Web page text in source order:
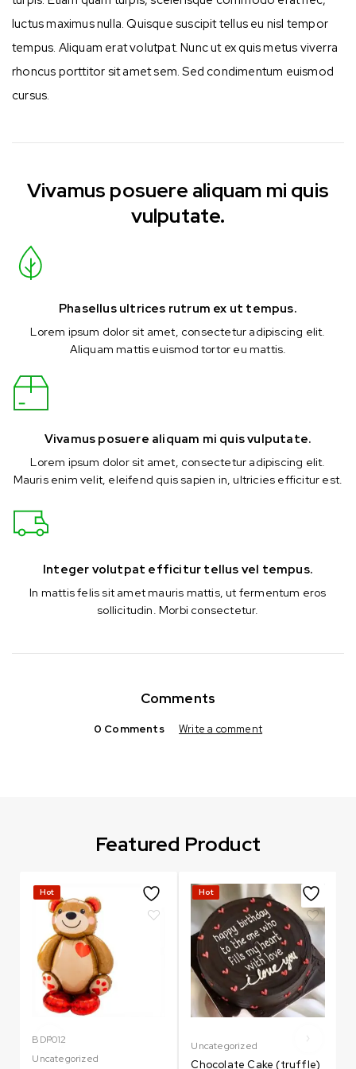
luctus maximus nulla. Quisque suscipit tellus eu nisl tempor
tempus. Aliquam erat volutpat. Nunc ut ex quis metus viverra
rhoncus porttitor sit amet sem. Sed condimentum euismod
cursus.
Vivamus posuere aliquam mi quis
vulputate.
Phasellus ultrices rutrum ex ut tempus.
Lorem ipsum dolor sit amet, consectetur adipiscing elit.
Aliquam mattis euismod tortor eu mattis.
Vivamus posuere aliquam mi quis vulputate.
Lorem ipsum dolor sit amet, consectetur adipiscing elit.
Mauris enim velit, eleifend quis sapien in, ultricies efficitur est.
Integer volutpat efficitur tellus vel tempus.
In mattis felis sit amet mauris mattis, ut fermentum eros
sollicitudin. Morbi consectetur.
Comments
0 Comments Write a comment
Featured Product
Hot
BDP012
Uncategorized
Hot
Uncategorized
Chocolate Cake (truffle)